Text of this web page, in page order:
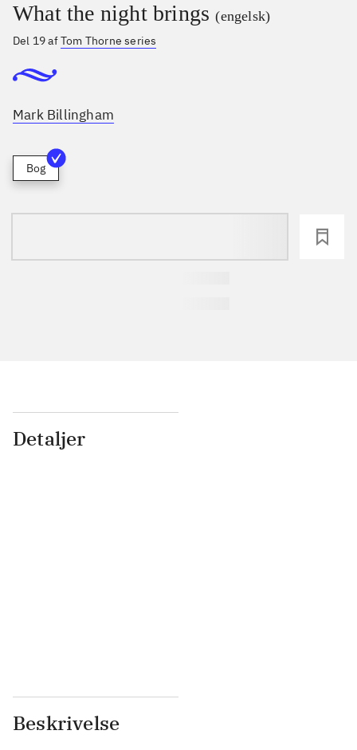
What the night brings (engelsk)
Del 19 afTom Thorne series
Mark Billingham
Bog
Detaljer
Beskrivelse